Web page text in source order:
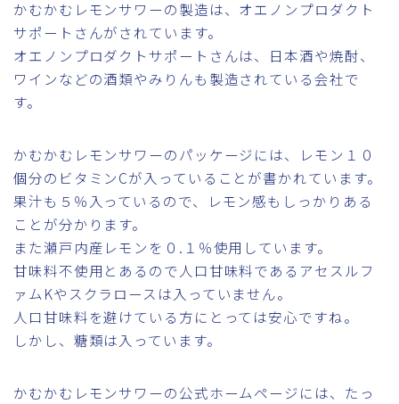
かむかむレモンサワーの製造は、オエノンプロダクト
サポートさんがされています。
オエノンプロダクトサポートさんは、日本酒や焼酎、
ワインなどの酒類やみりんも製造されている会社で
す。
かむかむレモンサワーのパッケージには、レモン１０
個分のビタミンCが入っていることが書かれています。
果汁も５％入っているので、レモン感もしっかりある
ことが分かります。
また瀬戸内産レモンを０.１％使用しています。
甘味料不使用とあるので人口甘味料であるアセスルフ
ァムKやスクラロースは入っていません。
人口甘味料を避けている方にとっては安心ですね。
しかし、糖類は入っています。
かむかむレモンサワーの公式ホームページには、たっ